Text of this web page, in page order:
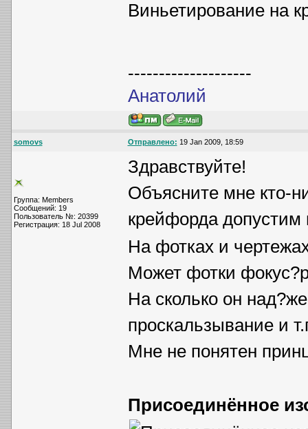
Виньетирование на
--------------------
Анатолий
somovs Отправлено: 19 Jan 2009, 18:59
Группа: Members
Сообщений: 19
Пользователь №: 20399
Регистрация: 18 Jul 2008
Здравствуйте!
Объясните мне кто-
крейфорда
На фотках и
Может фотки
На сколько он
проскальзывание и
Мне не понятен
Присоединённое